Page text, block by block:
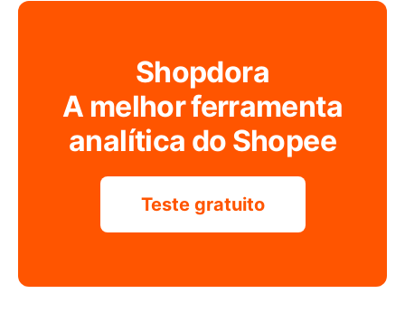
Shopdora
A melhor ferramenta
analítica do Shopee
Teste gratuito